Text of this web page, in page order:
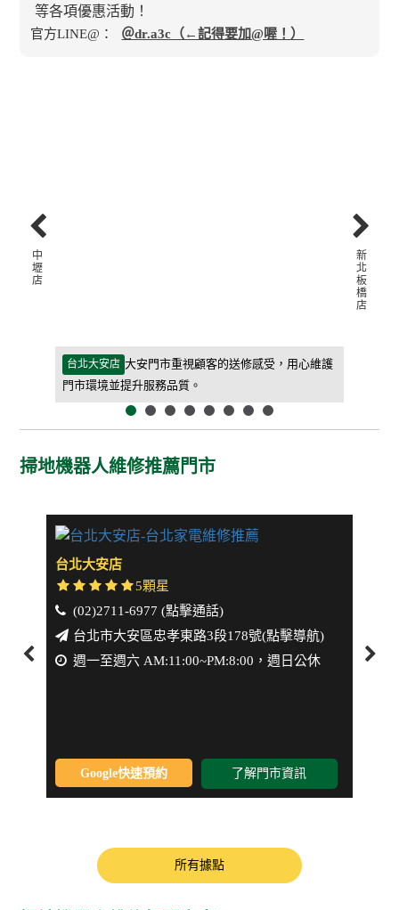
官方LINE@： ＠dr.a3c（←記得要加@喔！）
台北大安店 大安門市重視顧客的送修感受，用心維護
門市環境並提升服務品質。
新
北
板
橋
店
中
壢
店
掃地機器人維修推薦門市
台北大安店
5顆星
(02)2711-6977 (點擊通話)
台北市大安區忠孝東路3段178號(點擊導航)
週一至週六 AM:11:00~PM:8:00，週日公休
Google快速預約 了解門市資訊
所有據點